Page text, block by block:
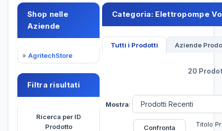
Shop nelle
Aziende
» AgritechStore
Filtra risultati
Ricerca per ID
Prodotto
Categoria: Elettropompe
Tutti i Prodotti Aziende
20
Mostra:
Titolo